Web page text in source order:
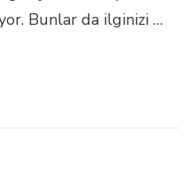
Bunlar da ilginizi …